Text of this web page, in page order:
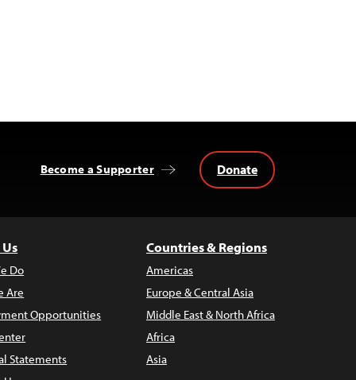
Become a Supporter Donate
Do
Are
Opportunities
Statements
Countries & Regions
Americas
Europe & Central Asia
Middle East & North Africa
Africa
Asia